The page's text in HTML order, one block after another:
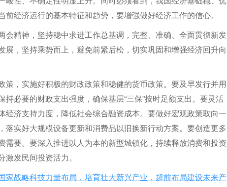
经济运行的基本特征和趋势，要增强做好经济工作的信心。
精神，坚持稳中求进工作总基调，完整、准确、全面贯彻新发
，坚持乘势而上，避免前紧后松，切实巩固和增强经济回升向
，实施好积极的财政政策和稳健的货币政策。要及早发行并用
必要的财政支出强度，确保基层“三保”按时足额支出。要灵活
济支持力度，降低社会综合融资成本。要做好宏观政策取向一
实好大规模设备更新和消费品以旧换新行动方案。要创造更多
要。要深入推进以人为本的新型城镇化，持续释放消费和投资
发民间投资活力。
家战略科技力量布局，培育壮大新兴产业，超前布局建设未来产